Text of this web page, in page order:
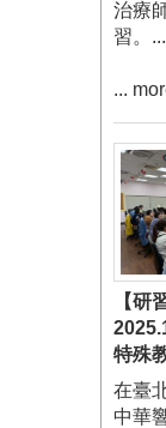
治療
習。...
...
【研
特殊
在臺
中華